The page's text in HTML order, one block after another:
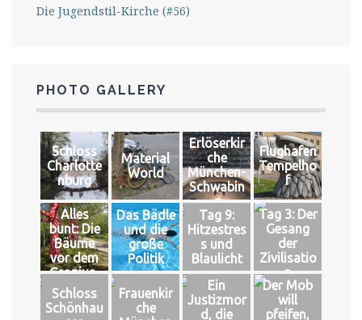
Die Jugendstil-Kirche (#56)
PHOTO GALLERY
Schloss
Charlotte
nburg
Material
World
Erlöserkir
che
München-
Schwabin
g
Flughafen
Tempelho
f
Alles
bunt: Die
Bäume
vor dem
Gropius-
Bau
Das Bädle
und die
große
Politik
Tag 9:
Hitzestres
s und
Blaulicht
Tag 3: Der
Gesang
der
Zivilisatio
n
Schloss
Schönhau
Frauenkir
che
Ein
Justizmor
d, die
Der Mob
will
pfeifen,